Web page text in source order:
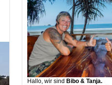
Hallo, wir sind Bibo & Tanja.